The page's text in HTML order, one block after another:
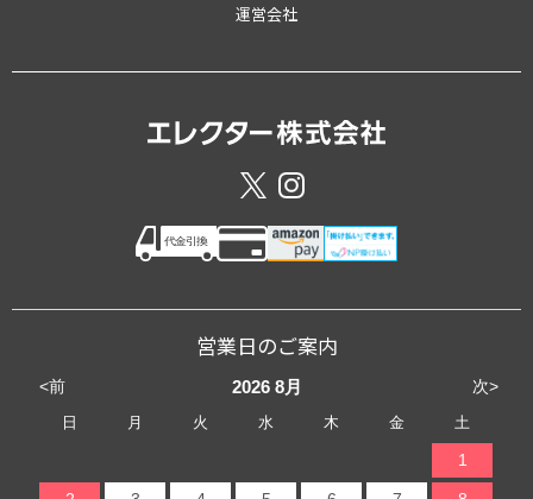
運営会社
営業日のご案内
<前 次>
2026 8月
日 月 火 水 木 金 土
1